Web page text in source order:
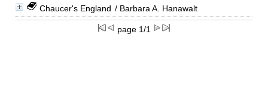
Chaucer's England / Barbara A. Hanawalt
page 1/1